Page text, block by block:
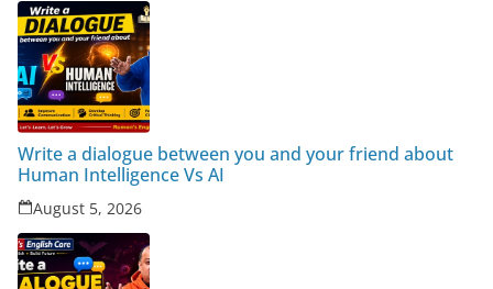
Write a dialogue between you and your friend about
Human Intelligence Vs AI
August 5, 2026